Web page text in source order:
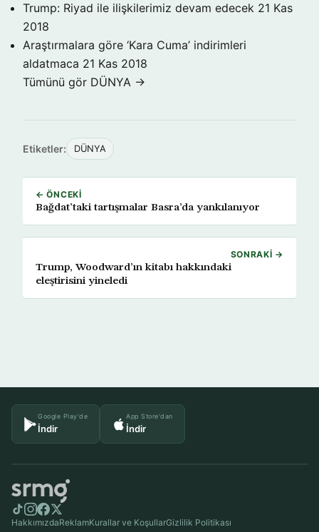
Trump: Riyad ile ilişkilerimiz devam edecek 21 Kas
2018
Araştırmalara göre ‘Kara Cuma’ indirimleri
aldatmaca 21 Kas 2018
Tümünü gör DÜNYA →
Etiketler: DÜNYA
← ÖNCEKI
Bağdat’taki tartışmalar Basra’da yankılanıyor
SONRAKI →
Trump, Woodward’ın kitabı hakkındaki
eleştirisini yineledi
Google Play'de
İndir
App Store'dan
İndir
HakkımızdaReklamKurallar ve KoşullarGizlilik Politikası